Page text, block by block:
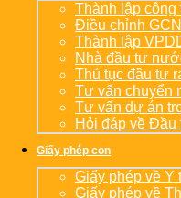
Thành lập
Điều chỉnh
Thành lập
Nhà đầu tư
Thủ tục đầu tư
Tư vấn chuyển
Tư vấn dự án
Hỏi đáp về Đầu
Giấy phép con
Giấy phép về Y
Giấy phép về